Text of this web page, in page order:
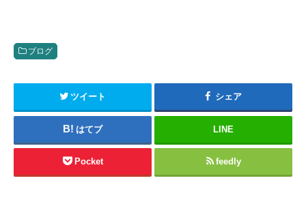
ブログ
ツイート シェア
はてブ LINE
Pocket feedly